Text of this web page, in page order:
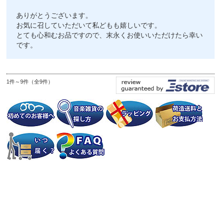
ありがとうございます。
お気に召していただいて私どもも嬉しいです。
とても心和むお品ですので、末永くお使いいただけたら幸い
です。
1件～9件（全9件）